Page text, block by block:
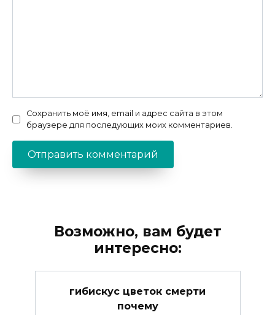
Сохранить моё имя, email и адрес сайта в этом
браузере для последующих моих комментариев.
Возможно, вам будет
интересно:
гибискус цветок смерти
почему